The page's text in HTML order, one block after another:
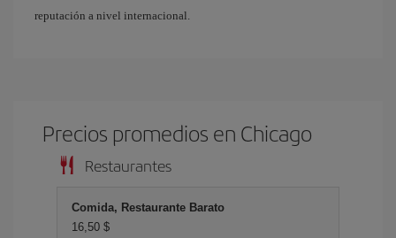
reputación a nivel internacional.
Precios promedios en Chicago
Restaurantes
Comida, Restaurante Barato
16,50 $